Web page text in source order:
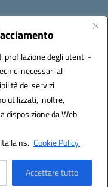
profilazione degli utenti -
necessari al
dei servizi
utilizzati, inoltre,
da Web
la ns. Cookie Policy.
Accettare tutto
S.r.l.
Italia